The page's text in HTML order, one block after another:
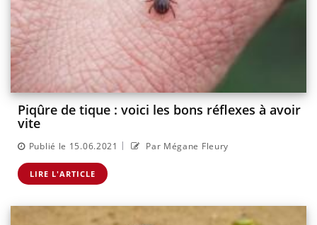
Piqûre de tique : voici les bons réflexes à avoir
vite
Publié le 15.06.2021 | Par Mégane Fleury
LIRE L'ARTICLE